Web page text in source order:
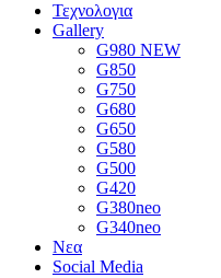
Τεχνολογια
Gallery
G980 NEW
G850
G750
G680
G650
G580
G500
G420
G380neo
G340neo
Νεα
Social Media